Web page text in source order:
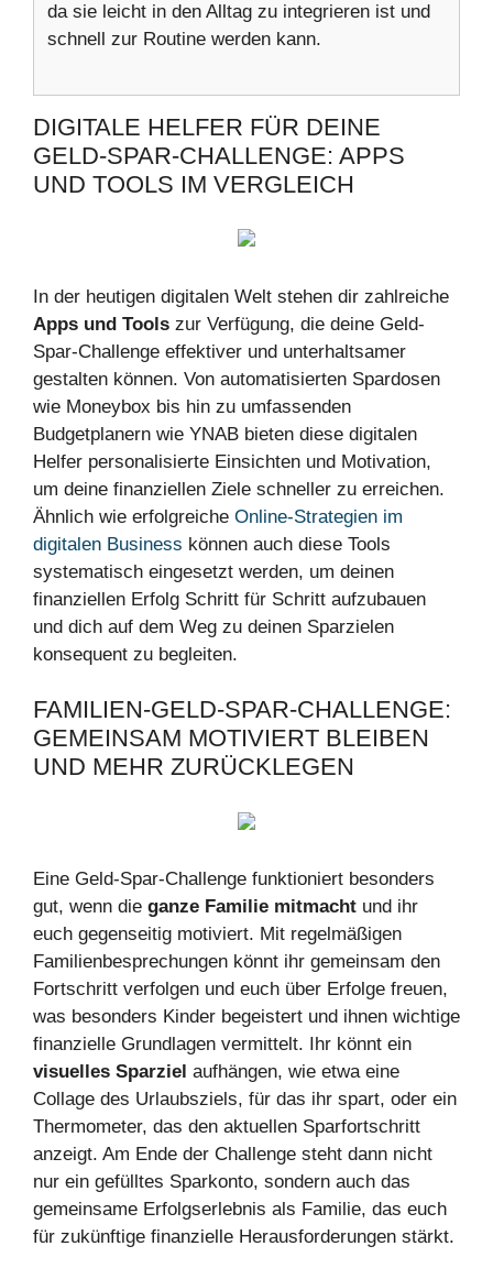
da sie leicht in den Alltag zu integrieren ist und
schnell zur Routine werden kann.
DIGITALE HELFER FÜR DEINE
GELD-SPAR-CHALLENGE: APPS
UND TOOLS IM VERGLEICH
In der heutigen digitalen Welt stehen dir zahlreiche
Apps und Tools zur Verfügung, die deine Geld-
Spar-Challenge effektiver und unterhaltsamer
gestalten können. Von automatisierten Spardosen
wie Moneybox bis hin zu umfassenden
Budgetplanern wie YNAB bieten diese digitalen
Helfer personalisierte Einsichten und Motivation,
um deine finanziellen Ziele schneller zu erreichen.
Ähnlich wie erfolgreiche Online-Strategien im
digitalen Business können auch diese Tools
systematisch eingesetzt werden, um deinen
finanziellen Erfolg Schritt für Schritt aufzubauen
und dich auf dem Weg zu deinen Sparzielen
konsequent zu begleiten.
FAMILIEN-GELD-SPAR-CHALLENGE:
GEMEINSAM MOTIVIERT BLEIBEN
UND MEHR ZURÜCKLEGEN
Eine Geld-Spar-Challenge funktioniert besonders
gut, wenn die ganze Familie mitmacht und ihr
euch gegenseitig motiviert. Mit regelmäßigen
Familienbesprechungen könnt ihr gemeinsam den
Fortschritt verfolgen und euch über Erfolge freuen,
was besonders Kinder begeistert und ihnen wichtige
finanzielle Grundlagen vermittelt. Ihr könnt ein
visuelles Sparziel aufhängen, wie etwa eine
Collage des Urlaubsziels, für das ihr spart, oder ein
Thermometer, das den aktuellen Sparfortschritt
anzeigt. Am Ende der Challenge steht dann nicht
nur ein gefülltes Sparkonto, sondern auch das
gemeinsame Erfolgserlebnis als Familie, das euch
für zukünftige finanzielle Herausforderungen stärkt.